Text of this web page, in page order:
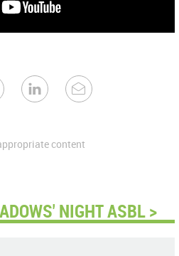
content
NIGHT ASBL >